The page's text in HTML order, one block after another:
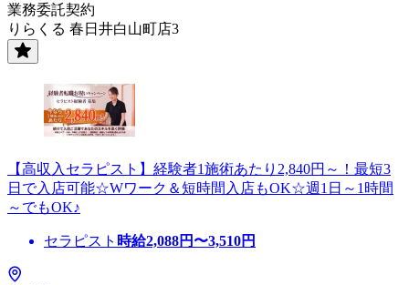
業務委託契約
りらくる 春日井白山町店3
【高収入セラピスト】経験者1施術あたり2,840円～！最短3
日で入店可能☆Wワーク＆短時間入店もOK☆週1日～1時間
～でもOK♪
セラピスト 時給2,088円〜3,510円